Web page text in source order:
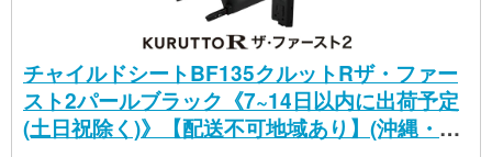
チャイルドシートBF135クルットRザ・ファー
スト2パールブラック《7~14日以内に出荷予定
(土日祝除く)》【配送不可地域あり】(沖縄・離